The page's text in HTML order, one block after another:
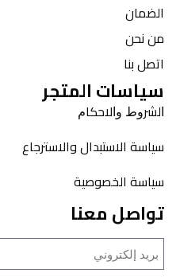
الضمان
من نحن
اتصل بنا
سياسات المتجر
ﺍﻟﺸﺮﻭﻁ ﻭﺍﻻﺣﻜﺎﻡ
سياسة الاستبدال والاسترجاع
سياسة الخصوصية
تواصل معنا